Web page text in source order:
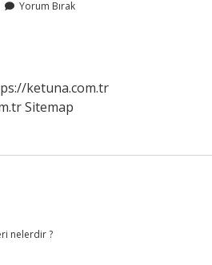
Yorum Bırak
ketuna.com.tr
Sitemap
nelerdir ?